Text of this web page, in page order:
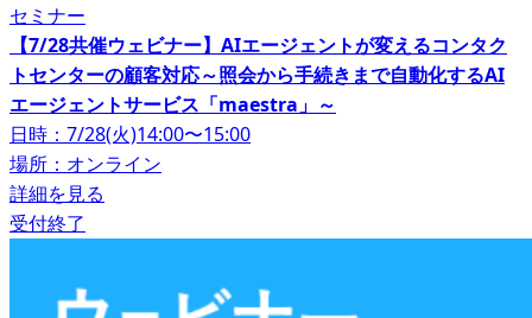
セミナー
【7/28共催ウェビナー】AIエージェントが変えるコンタク
トセンターの顧客対応～照会から手続きまで自動化するAI
エージェントサービス「maestra」～
日時：7/28(火)14:00〜15:00
場所：オンライン
詳細を見る
受付終了